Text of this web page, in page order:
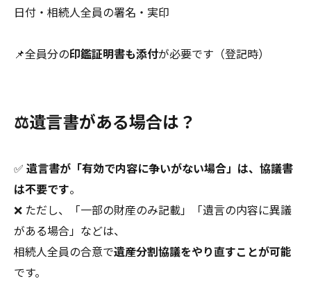
日付・相続人全員の署名・実印
📌全員分の印鑑証明書も添付が必要です（登記時）
⚖️遺言書がある場合は？
✅ 遺言書が「有効で内容に争いがない場合」は、協議書
は不要です。
❌ ただし、「一部の財産のみ記載」「遺言の内容に異議
がある場合」などは、
相続人全員の合意で遺産分割協議をやり直すことが可能
です。